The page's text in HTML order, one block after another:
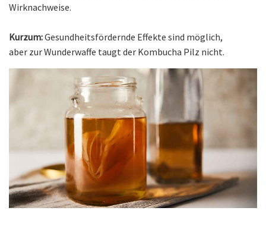
Wirknachweise.
Kurzum:Gesundheitsfördernde Effekte sind möglich,
aber zur Wunderwaffe taugt der Kombucha Pilz nicht.